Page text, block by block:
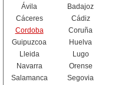
Ávila
Badajoz
Cáceres
Cádiz
Cordoba
Coruña
Guipuzcoa
Huelva
Lleida
Lugo
Navarra
Orense
Salamanca
Segovia